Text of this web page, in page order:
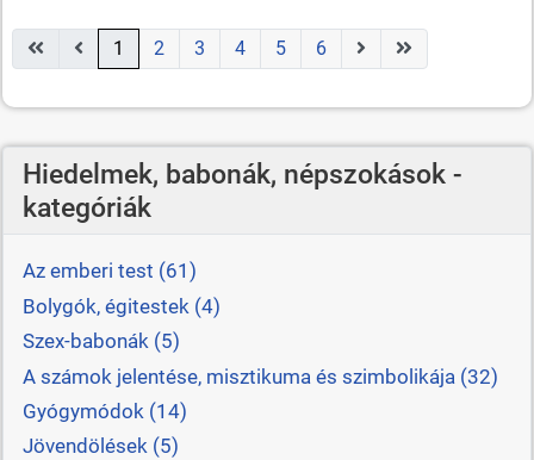
1 2 3 4 5 6
Hiedelmek, babonák, népszokások -
kategóriák
Az emberi test (61)
Bolygók, égitestek (4)
Szex-babonák (5)
A számok jelentése, misztikuma és szimbolikája (32)
Gyógymódok (14)
Jövendölések (5)